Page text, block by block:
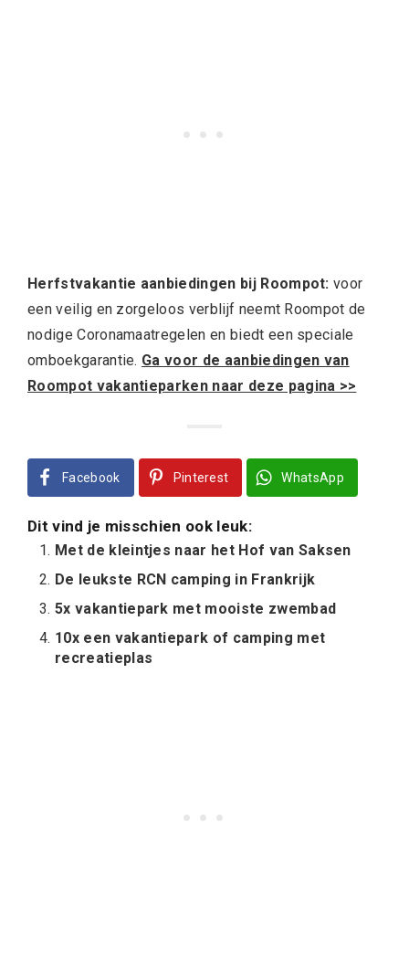
Herfstvakantie aanbiedingen bij Roompot:voor
een veilig en zorgeloos verblijf neemt Roompot de
nodige Coronamaatregelen en biedt een speciale
omboekgarantie. Ga voor de aanbiedingen van
Roompot vakantieparken naar deze pagina >>
Facebook Pinterest WhatsApp
Dit vind je misschien ook leuk:
Met de kleintjes naar het Hof van Saksen
De leukste RCN camping in Frankrijk
5x vakantiepark met mooiste zwembad
10x een vakantiepark of camping met
recreatieplas